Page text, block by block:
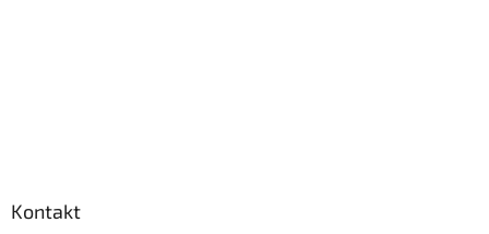
Kontakt